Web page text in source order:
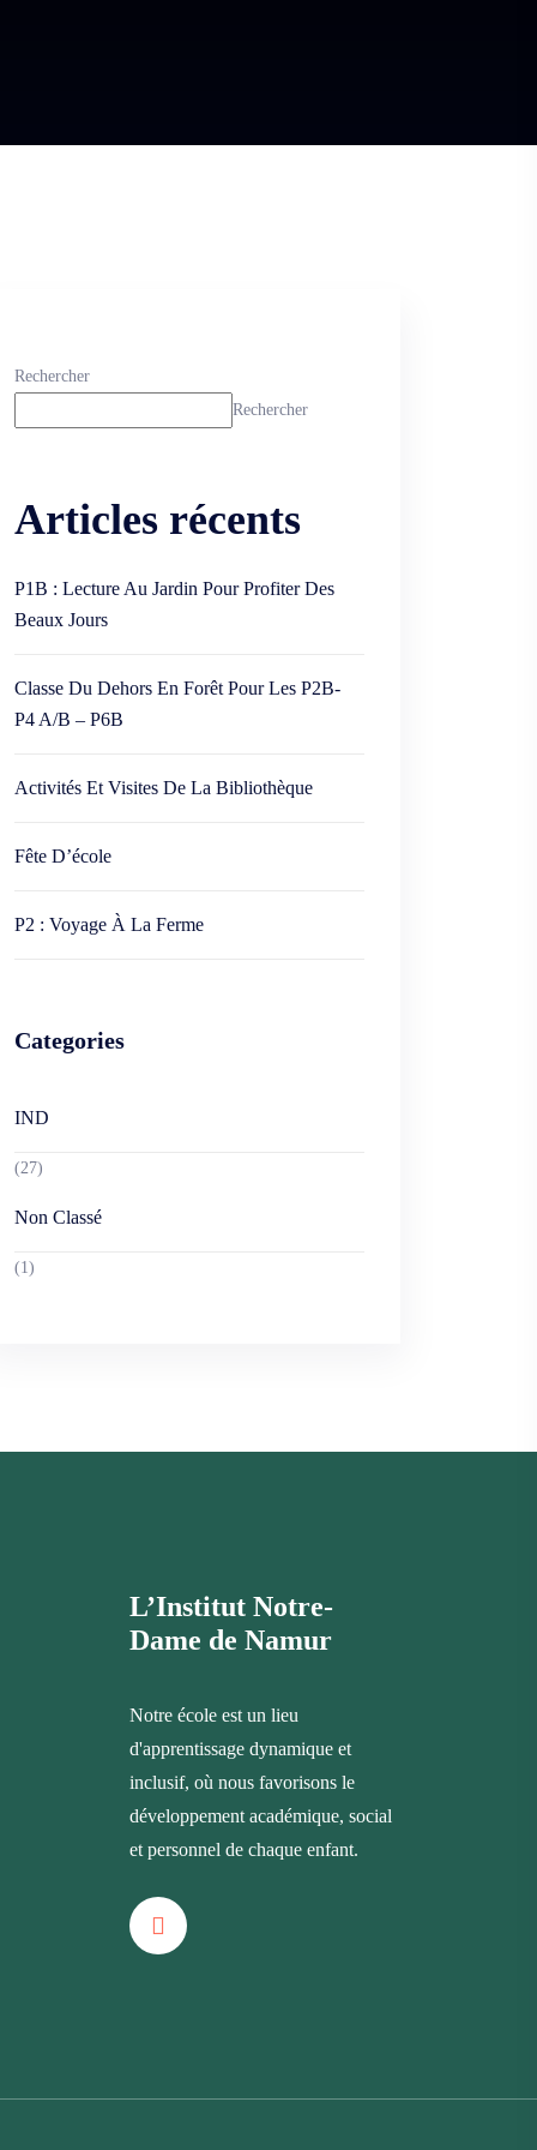
Rechercher
Rechercher
Articles récents
P1B : Lecture Au Jardin Pour Profiter Des
Beaux Jours
Classe Du Dehors En Forêt Pour Les P2B-
P4 A/B – P6B
Activités Et Visites De La Bibliothèque
Fête D’école
P2 : Voyage À La Ferme
Categories
IND
(27)
Non Classé
(1)
L’Institut Notre-
Dame de Namur
Notre école est un lieu
d'apprentissage dynamique et
inclusif, où nous favorisons le
développement académique, social
et personnel de chaque enfant.